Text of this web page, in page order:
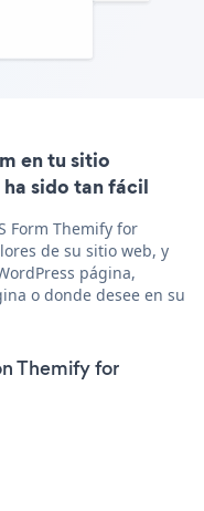
en tu sitio
sido tan fácil
Form Themify for
de su sitio web, y
página,
o donde desee en su
Themify for